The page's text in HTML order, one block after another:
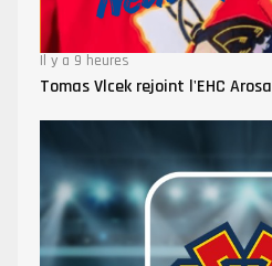
Il y a 9 heures
Tomas Vlcek rejoint l'EHC Arosa